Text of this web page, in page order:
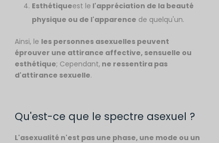
Esthétiqueest le l'appréciation de la beauté
physique ou de l'apparence de quelqu'un.
Ainsi, le les personnes asexuelles peuvent
éprouver une attirance affective, sensuelle ou
esthétique; Cependant, ne ressentira pas
d'attirance sexuelle.
Qu'est-ce que le spectre asexuel ?
L'asexualité n'est pas une phase, une mode ou un